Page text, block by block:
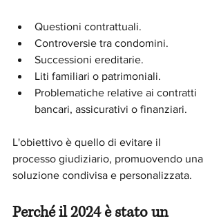
Questioni contrattuali.
Controversie tra condomini.
Successioni ereditarie.
Liti familiari o patrimoniali.
Problematiche relative ai contratti
bancari, assicurativi o finanziari.
L'obiettivo è quello di evitare il
processo giudiziario, promuovendo una
soluzione condivisa e personalizzata.
Perché il 2024 è stato un